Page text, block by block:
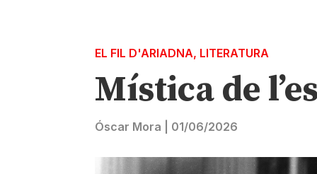
EL FIL D'ARIADNA, LITERATURA
Mística de
Óscar Mora 01/06/2026